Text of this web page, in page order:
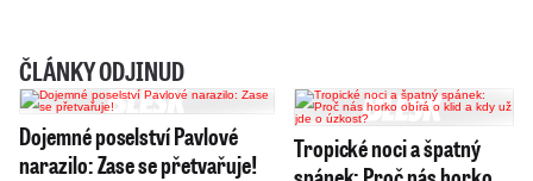
ČLÁNKY ODJINUD
Dojemné poselství Pavlové
narazilo: Zase se přetvařuje!
Tropické noci a špatný